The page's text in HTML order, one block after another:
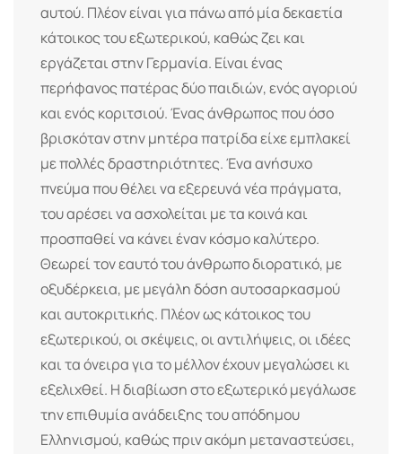
αυτού. Πλέον είναι για πάνω από μία δεκαετία
κάτοικος του εξωτερικού, καθώς ζει και
εργάζεται στην Γερμανία. Είναι ένας
περήφανος πατέρας δύο παιδιών, ενός αγοριού
και ενός κοριτσιού. Ένας άνθρωπος που όσο
βρισκόταν στην μητέρα πατρίδα είχε εμπλακεί
με πολλές δραστηριότητες. Ένα ανήσυχο
πνεύμα που θέλει να εξερευνά νέα πράγματα,
του αρέσει να ασχολείται με τα κοινά και
προσπαθεί να κάνει έναν κόσμο καλύτερο.
Θεωρεί τον εαυτό του άνθρωπο διορατικό, με
οξυδέρκεια, με μεγάλη δόση αυτοσαρκασμού
και αυτοκριτικής. Πλέον ως κάτοικος του
εξωτερικού, οι σκέψεις, οι αντιλήψεις, οι ιδέες
και τα όνειρα για το μέλλον έχουν μεγαλώσει κι
εξελιχθεί. Η διαβίωση στο εξωτερικό μεγάλωσε
την επιθυμία ανάδειξης του απόδημου
Ελληνισμού, καθώς πριν ακόμη μεταναστεύσει,